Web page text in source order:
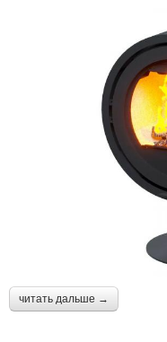
читать дальше →